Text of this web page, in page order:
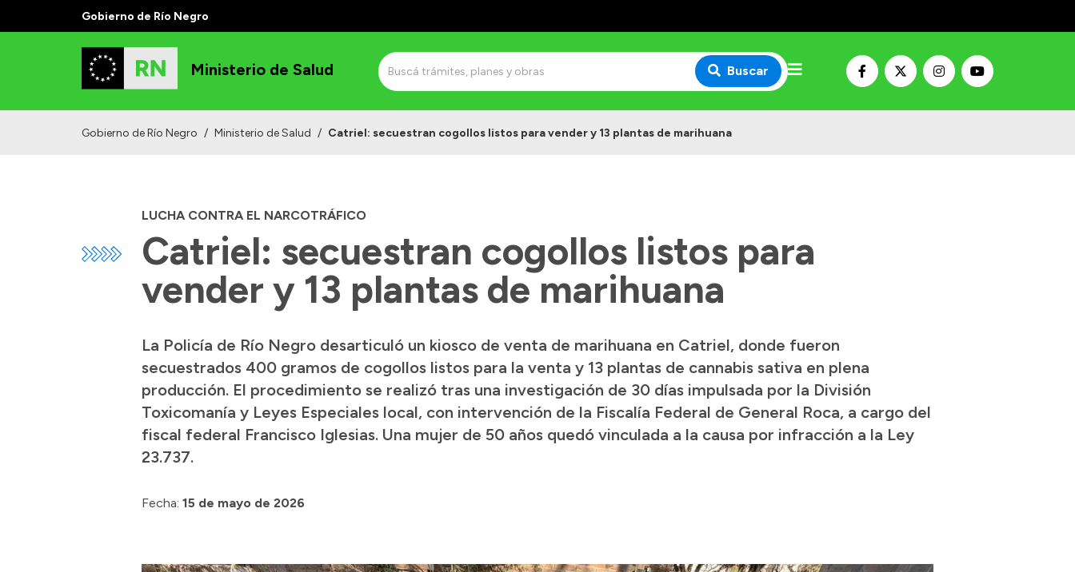
Gobierno de Río Negro
Ministerio de Salud Buscar
Gobierno de Río Negro / Ministerio de Salud / Catriel: secuestran cogollos listos para vender y 13 plantas de marihuana
LUCHA CONTRA EL NARCOTRÁFICO
Catriel: secuestran cogollos listos para
vender y 13 plantas de marihuana
La Policía de Río Negro desarticuló un kiosco de venta de marihuana en Catriel, donde fueron
secuestrados 400 gramos de cogollos listos para la venta y 13 plantas de cannabis sativa en plena
producción. El procedimiento se realizó tras una investigación de 30 días impulsada por la División
Toxicomanía y Leyes Especiales local, con intervención de la Fiscalía Federal de General Roca, a cargo del
fiscal federal Francisco Iglesias. Una mujer de 50 años quedó vinculada a la causa por infracción a la Ley
23.737.
Fecha: 15 de mayo de 2026